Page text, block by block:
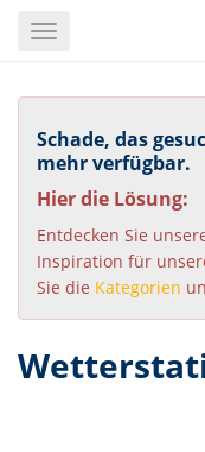
content
Toggle
Schade, das
mehr verfügbar.
Hier die Lösung:
Entdecken Sie
Inspiration für
Sie die Kategorien